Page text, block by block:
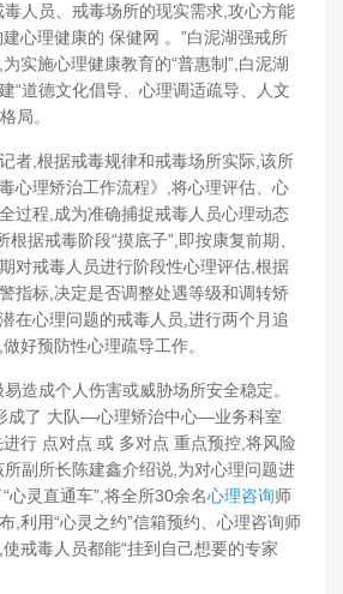
毒人员、戒毒场所的现实需求,攻心方能
心理健康的 保健网 。”白泥湖强戒所
实施心理健康教育的“普惠制”,白泥湖
“道德文化倡导、心理调适疏导、人文
局。
者,根据戒毒规律和戒毒场所实际,该所
心理矫治工作流程》,将心理评估、心
过程,成为准确捕捉戒毒人员心理动态
根据戒毒阶段“摸底子”,即按康复前期、
对戒毒人员进行阶段性心理评估,根据
指标,决定是否调整处遇等级和调转矫
在心理问题的戒毒人员,进行两个月追
好预防性心理疏导工作。
造成个人伤害或威胁场所安全稳定。
成了 大队—心理矫治中心—业务科室
行 点对点 或 多对点 重点预控,将风险
所副所长陈建鑫介绍说,为对心理问题进
心灵直通车”,将全所30余名心理咨询师
,利用“心灵之约”信箱预约、心理咨询师
戒毒人员都能“挂到自己想要的专家